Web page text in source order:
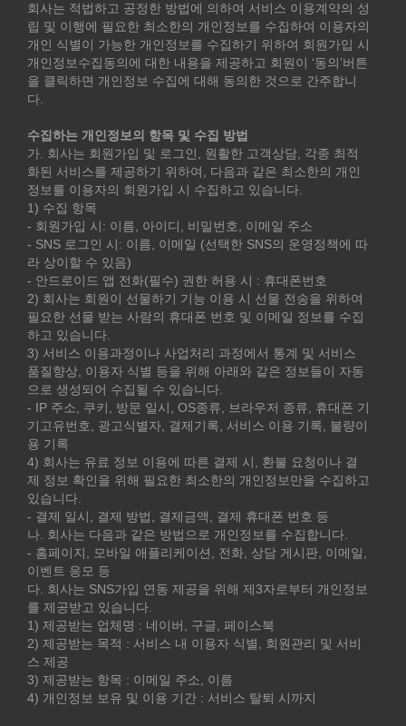
회사는 적법하고 공정한 방법에 의하여 서비스 이용계약의 성
립 및 이행에 필요한 최소한의 개인정보를 수집하여 이용자의
개인 식별이 가능한 개인정보를 수집하기 위하여 회원가입 시
개인정보수집동의에 대한 내용을 제공하고 회원이 ‘동의’버튼
을 클릭하면 개인정보 수집에 대해 동의한 것으로 간주합니
다.
수집하는 개인정보의 항목 및 수집 방법
가. 회사는 회원가입 및 로그인, 원활한 고객상담, 각종 최적
화된 서비스를 제공하기 위하여, 다음과 같은 최소한의 개인
정보를 이용자의 회원가입 시 수집하고 있습니다.
1) 수집 항목
- 회원가입 시: 이름, 아이디, 비밀번호, 이메일 주소
- SNS 로그인 시: 이름, 이메일 (선택한 SNS의 운영정책에 따
라 상이할 수 있음)
- 안드로이드 앱 전화(필수) 권한 허용 시 : 휴대폰번호
2) 회사는 회원이 선물하기 기능 이용 시 선물 전송을 위하여
필요한 선물 받는 사람의 휴대폰 번호 및 이메일 정보를 수집
하고 있습니다.
3) 서비스 이용과정이나 사업처리 과정에서 통계 및 서비스
품질향상, 이용자 식별 등을 위해 아래와 같은 정보들이 자동
으로 생성되어 수집될 수 있습니다.
- IP 주소, 쿠키, 방문 일시, OS종류, 브라우저 종류, 휴대폰 기
기고유번호, 광고식별자, 결제기록, 서비스 이용 기록, 불량이
용 기록
4) 회사는 유료 정보 이용에 따른 결제 시, 환불 요청이나 결
제 정보 확인을 위해 필요한 최소한의 개인정보만을 수집하고
있습니다.
- 결제 일시, 결제 방법, 결제금액, 결제 휴대폰 번호 등
나. 회사는 다음과 같은 방법으로 개인정보를 수집합니다.
- 홈페이지, 모바일 애플리케이션, 전화, 상담 게시판, 이메일,
이벤트 응모 등
다. 회사는 SNS가입 연동 제공을 위해 제3자로부터 개인정보
를 제공받고 있습니다.
1) 제공받는 업체명 : 네이버, 구글, 페이스북
2) 제공받는 목적 : 서비스 내 이용자 식별, 회원관리 및 서비
스 제공
3) 제공받는 항목 : 이메일 주소, 이름
4) 개인정보 보유 및 이용 기간 : 서비스 탈퇴 시까지